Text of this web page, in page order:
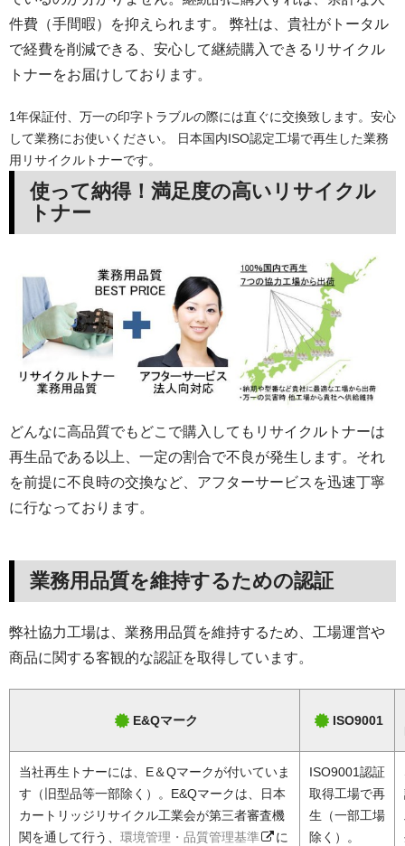
件費（手間暇）を抑えられます。 弊社は、貴社がトータル
で経費を削減できる、安心して継続購入できるリサイクル
トナーをお届けしております。
1年保証付、万一の印字トラブルの際には直ぐに交換致します。安心
して業務にお使いください。 日本国内ISO認定工場で再生した業務
用リサイクルトナーです。
使って納得！満足度の高いリサイクル
トナー
どんなに高品質でもどこで購入してもリサイクルトナーは
再生品である以上、一定の割合で不良が発生します。それ
を前提に不良時の交換など、アフターサービスを迅速丁寧
に行なっております。
業務用品質を維持するための認証
弊社協力工場は、業務用品質を維持するため、工場運営や
商品に関する客観的な認証を取得しています。
E&Qマーク ISO9001
当社再生トナーには、E＆Qマークが付いていま
す（旧型品等一部除く）。E&Qマークは、日本
カートリッジリサイクル工業会が第三者審査機
関を通して行う、 環境管理・品質管理基準
に
ISO9001認証
取得工場で再
生（一部工場
除く）。